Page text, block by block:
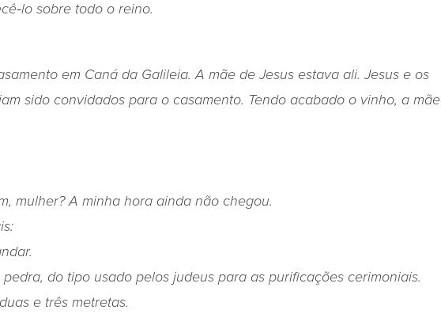
sobre todo o reino.
em Caná da Galileia. A mãe de Jesus estava ali. Jesus e os
sido convidados para o casamento. Tendo acabado o vinho, a mãe
mulher? A minha hora ainda não chegou.
do tipo usado pelos judeus para as purificações cerimoniais.
e três metretas.